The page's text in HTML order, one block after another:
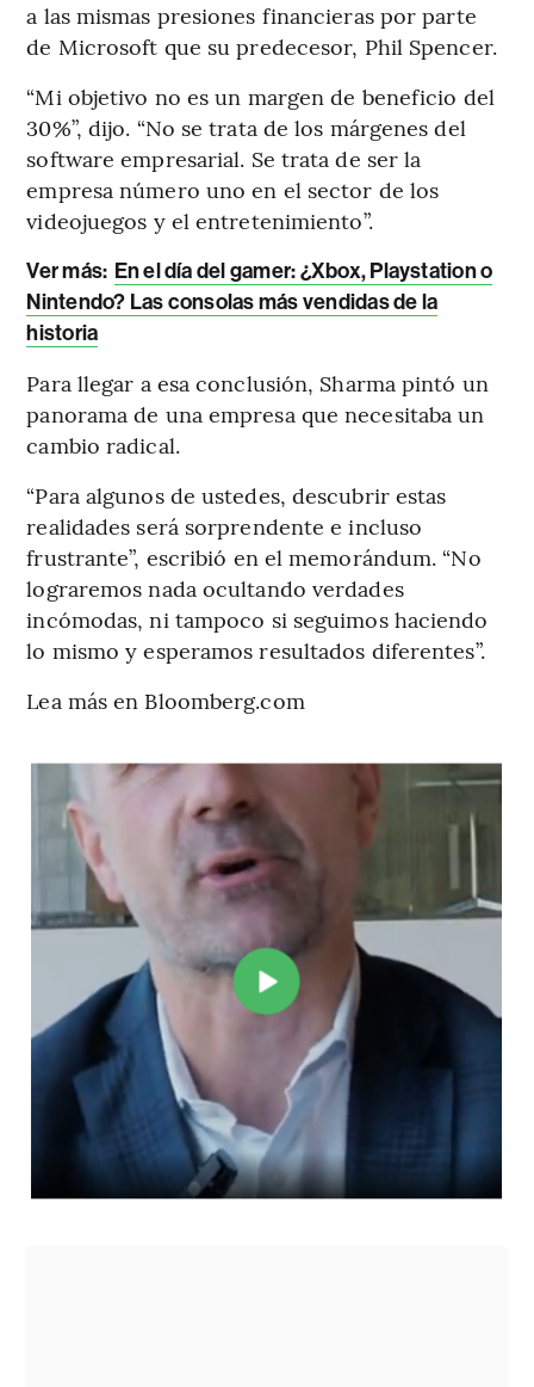
a las mismas presiones financieras por parte
de Microsoft que su predecesor, Phil Spencer.
“Mi objetivo no es un margen de beneficio del
30%”, dijo. “No se trata de los márgenes del
software empresarial. Se trata de ser la
empresa número uno en el sector de los
videojuegos y el entretenimiento”.
Ver más: En el día del gamer: ¿Xbox, Playstation o
Nintendo? Las consolas más vendidas de la
historia
Para llegar a esa conclusión, Sharma pintó un
panorama de una empresa que necesitaba un
cambio radical.
“Para algunos de ustedes, descubrir estas
realidades será sorprendente e incluso
frustrante”, escribió en el memorándum. “No
lograremos nada ocultando verdades
incómodas, ni tampoco si seguimos haciendo
lo mismo y esperamos resultados diferentes”.
Lea más en Bloomberg.com